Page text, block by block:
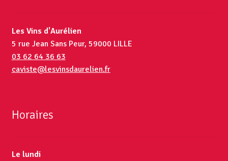
Les Vins d'Aurélien
5 rue Jean Sans Peur, 59000 LILLE
03 62 64 36 63
caviste@lesvinsdaurelien.fr
Horaires
Le lundi